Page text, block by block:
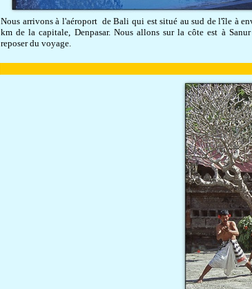
Nous arrivons à l'aéroport de Bali qui est situé au sud de l'île à
km de la capitale, Denpasar. Nous allons sur la côte est à
reposer du voyage.